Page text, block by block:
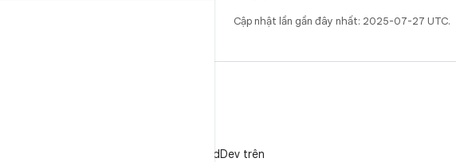
Cập nhật lần gần đây nhất: 2025-07-27 UTC.
Theo dõi @AndroidDev trên